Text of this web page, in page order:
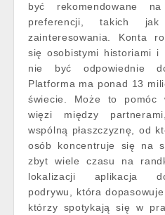
być rekomendowane
preferencji, takich
zainteresowania. Konta
się osobistymi historiami i
nie być odpowiednie
Platforma ma ponad 13
świecie. Może to pomóc
więzi między
wspólną płaszczyznę, od
osób koncentruje się na
zbyt wiele czasu na
lokalizacji aplikacja
podrywu, która
którzy spotykają się w